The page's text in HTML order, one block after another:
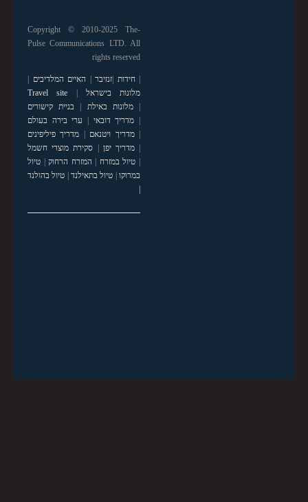
Copyright © 2010-2025 The-
Pulse Communications LTD. All
rights reserved
|חידות זנזיבר האיים המלדיבים
מלונות בישראל
Travel site
|מלונות באילת
בניית קישורים
מדריך דובאי
ערי בירה בעולם
|מדריך ויטנאם
מדריך פיליפינים
|מדריך יפן
סקירת מוצרי חשמל
טיול במזרח המזרח הרחוק| טיול
במרוקו| טיול בתאילנד| טיול בהולנד